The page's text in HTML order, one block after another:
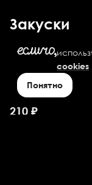
Закуски
Картофель
деревенски
большой
210 ₽
cookies
Понятно